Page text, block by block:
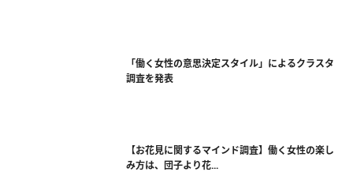
「働く女性の意思決定スタイル」によるクラスタ
調査を発表
【お花見に関するマインド調査】働く女性の楽し
み方は、団子より花...